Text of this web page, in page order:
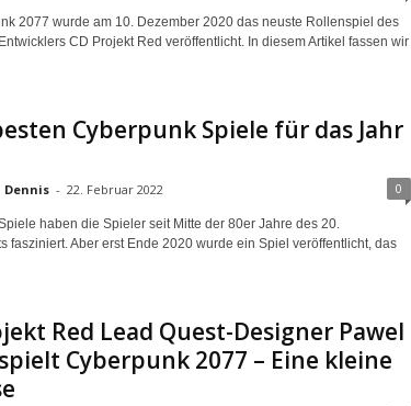
2077 wurde am 10. Dezember 2020 das neuste Rollenspiel des
CD Projekt Red veröffentlicht. In diesem Artikel fassen wir
Cyberpunk Spiele für das Jahr
Dennis - 22. Februar 2022 0
haben die Spieler seit Mitte der 80er Jahre des 20.
fasziniert. Aber erst Ende 2020 wurde ein Spiel veröffentlicht, das
Red Lead Quest-Designer Pawel
Cyberpunk 2077 – Eine kleine